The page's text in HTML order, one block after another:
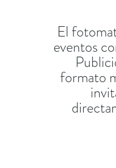
El
eventos
formato